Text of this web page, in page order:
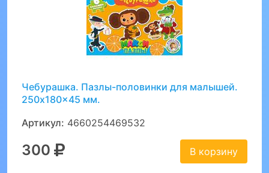
Чебурашка. Пазлы-половинки для малышей.
250x180x45 мм.
Артикул: 4660254469532
300 В корзину